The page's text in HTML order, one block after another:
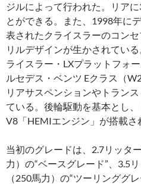
ジルによって行われた。リア
とができる。また、1998年に
表されたクライスラーのコン
リルデザインが生かされてい
ライスラー・LXプラットフォ
ルセデス・ベンツ Eクラス（
リアサスペンションやトラン
ている。後輪駆動を基本とし
V8「HEMIエンジン」が搭載さ
当初のグレードは、2.7リッタ
力）の“ベースグレード”、3.5
（250馬力）の“ツーリンググ